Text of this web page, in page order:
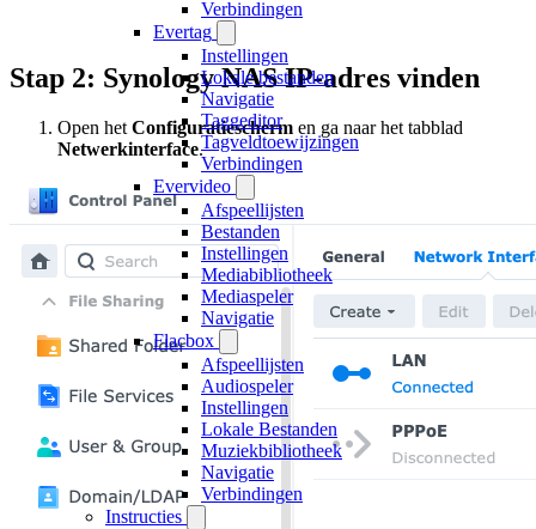
Verbindingen
Evertag
Instellingen
Lokale bestanden
Navigatie
Taggeditor
Tagveldtoewijzingen
Verbindingen
Evervideo
Afspeellijsten
Bestanden
Instellingen
Mediabibliotheek
Mediaspeler
Navigatie
Flacbox
Afspeellijsten
Audiospeler
Instellingen
Lokale Bestanden
Muziekbibliotheek
Navigatie
Verbindingen
Instructies
Stap 2: Synology NAS IP-adres vinden
Open hetConfiguratiescherm en ga naar het tabblad
Netwerkinterface.